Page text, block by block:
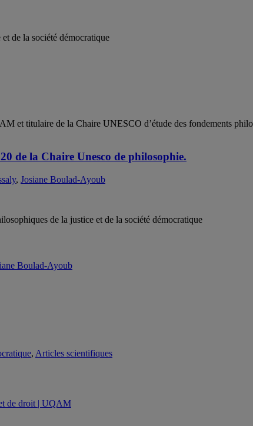
de la société démocratique
et titulaire de la Chaire UNESCO d’étude des fondements
de la Chaire Unesco de philosophie.
, Josiane Boulad-Ayoub
de la justice et de la société démocratique
Boulad-Ayoub
, Articles scientifiques